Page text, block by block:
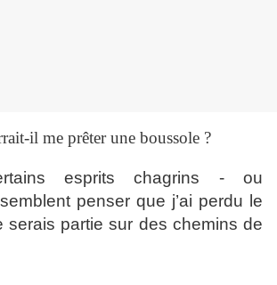
il me prêter une boussole ?
esprits chagrins - ou
penser que j’ai perdu le
serais partie sur des chemins de